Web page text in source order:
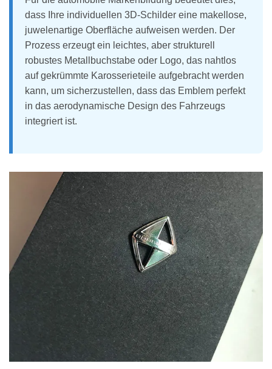
dass Ihre individuellen 3D-Schilder eine makellose,
juwelenartige Oberfläche aufweisen werden. Der
Prozess erzeugt ein leichtes, aber strukturell
robustes Metallbuchstabe oder Logo, das nahtlos
auf gekrümmte Karosserieteile aufgebracht werden
kann, um sicherzustellen, dass das Emblem perfekt
in das aerodynamische Design des Fahrzeugs
integriert ist.